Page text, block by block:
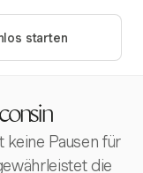
starten
Pausen für
die